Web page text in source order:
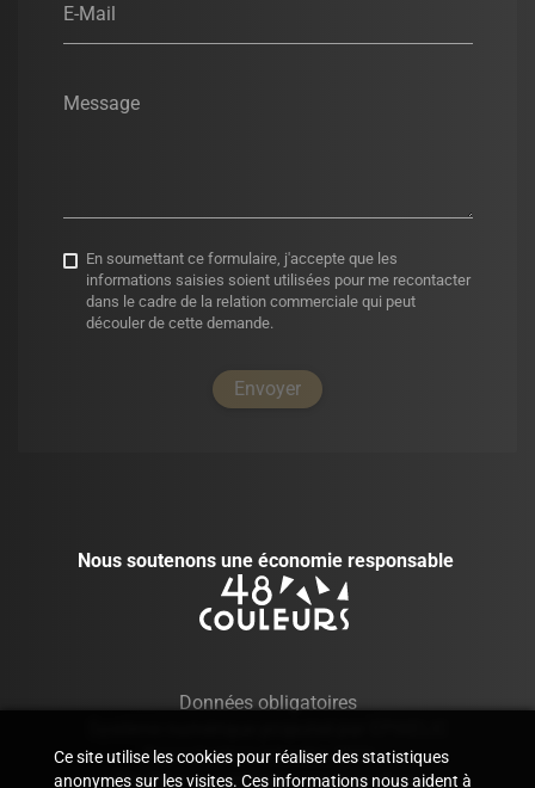
E-Mail
Message
En soumettant ce formulaire, j'accepte que les
informations saisies soient utilisées pour me recontacter
dans le cadre de la relation commerciale qui peut
découler de cette demande.
Envoyer
Nous soutenons une économie responsable
Données obligatoires
—
Reproduction interdite 2026—
Modifier vos préférences de cookies
Ce site utilise les cookies pour réaliser des statistiques
anonymes sur les visites. Ces informations nous aident à